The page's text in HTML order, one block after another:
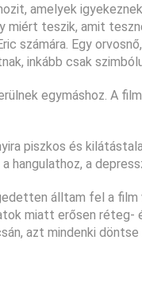
amelyek
teszik, amit
számára. Egy
inkább csak
egymáshoz. A
piszkos és
a
álltam fel a
miatt erősen
azt mindenki döntse